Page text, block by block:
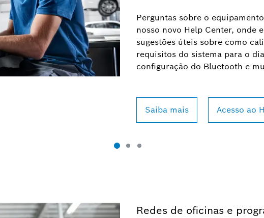
Perguntas sobre o
nosso novo Help Center, onde
sugestões úteis sobre como
requisitos do sistema para o
configuração do Bluetooth e
Saiba mais Acesso ao
Redes de oficinas e